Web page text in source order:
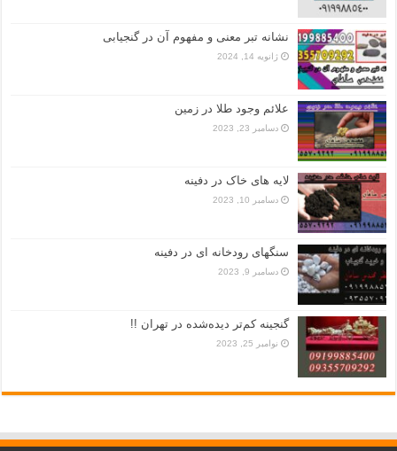
نشانه تبر معنی و مفهوم آن در گنجیابی
ژانویه 14, 2024
علائم وجود طلا در زمین
دسامبر 23, 2023
لایه های خاک در دفینه
دسامبر 10, 2023
سنگهای رودخانه ای در دفینه
دسامبر 9, 2023
گنجینه کم‌تر دیده‌شده در تهران !!
نوامبر 25, 2023